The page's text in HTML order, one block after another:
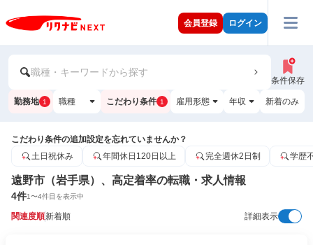
会員登録 ログイン
職種・キーワードから探す
条件保存
勤務地 1 職種 こだわり条件 1 雇用形態 年収 新着のみ
こだわり条件の追加設定を忘れていませんか？
土日祝休み
年間休日120日以上 完全週休2日制 学歴
遠野市（岩手県）、高定着率の転職・求人情報
4件1〜4件目を表示中
関連度順新着順 詳細表示